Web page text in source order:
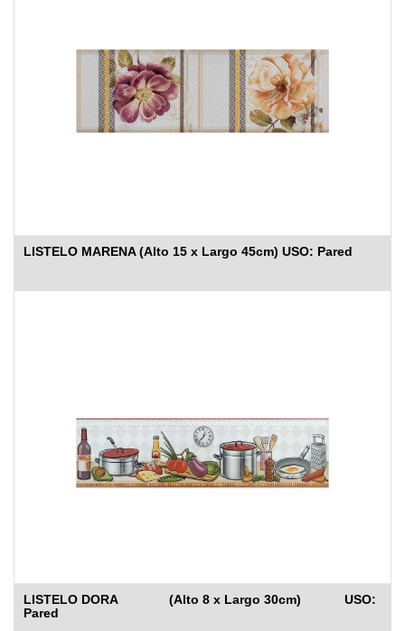
LISTELO MARENA (Alto 15 x Largo 45cm) USO: Pared
LISTELO DORA (Alto 8 x Largo 30cm) USO:
Pared